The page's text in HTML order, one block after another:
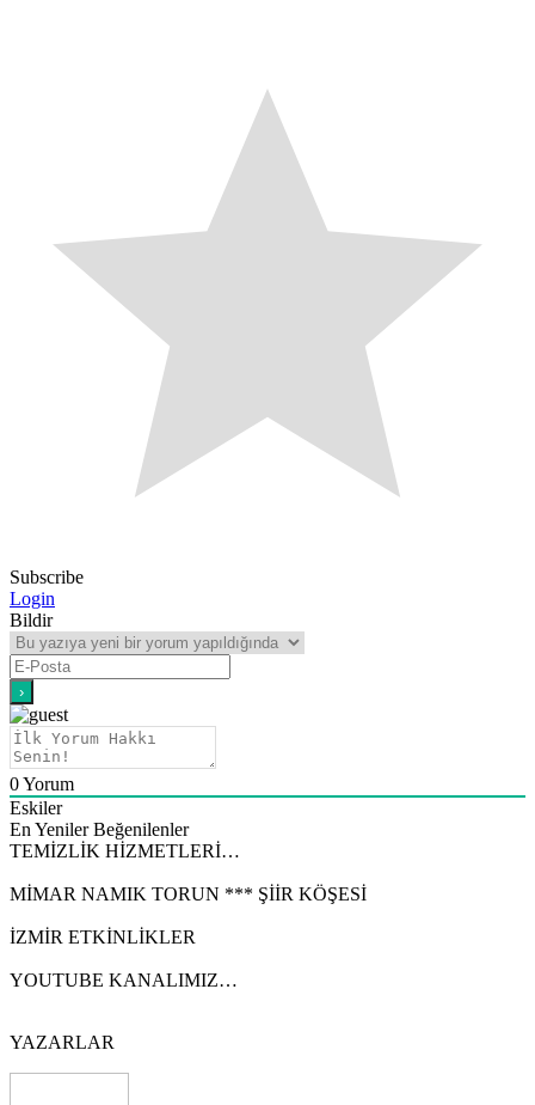
Subscribe
Login
Bildir
0Yorum
Eskiler
En Yeniler Beğenilenler
TEMİZLİK HİZMETLERİ…
MİMAR NAMIK TORUN *** ŞİİR KÖŞESİ
İZMİR ETKİNLİKLER
YOUTUBE KANALIMIZ…
YAZARLAR